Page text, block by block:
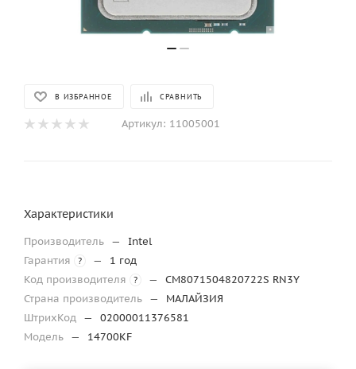
В ИЗБРАННОЕ СРАВНИТЬ
Артикул: 11005001
Характеристики
Производитель —
Intel
Гарантия
? —
1 год
Код производителя
? —
CM8071504820722S RN3Y
Страна производитель —
МАЛАЙЗИЯ
ШтрихКод —
02000011376581
Модель — 14700KF